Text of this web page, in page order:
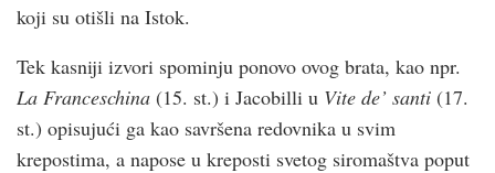
koji su otišli na Istok.
Tek kasniji izvori spominju ponovo ovog brata, kao npr.
La Franceschina (15. st.) i Jacobilli u Vite de’ santi (17.
st.) opisujući ga kao savršena redovnika u svim
krepostima, a napose u kreposti svetog siromaštva poput